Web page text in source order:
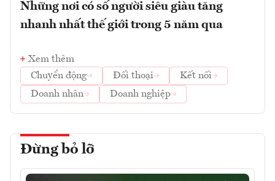
Những nơi có số người siêu giàu tăng
nhanh nhất thế giới trong 5 năm qua
Xem thêm
Chuyển động
Đối thoại
Kết nối
Doanh nhân
Doanh nghiệp
Đừng bỏ lỡ